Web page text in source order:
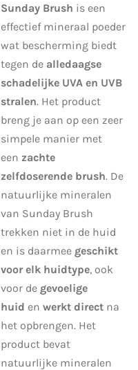
Sunday Brush is een
effectief mineraal poeder
wat bescherming biedt
tegen de alledaagse
schadelijke UVA en UVB
stralen. Het product
breng je aan op een zeer
simpele manier met
een zachte
zelfdoserende brush. De
natuurlijke mineralen
van Sunday Brush
trekken niet in de huid
en is daarmee geschikt
voor elk huidtype, ook
voor de gevoelige
huid en werkt direct na
het opbrengen. Het
product bevat
natuurlijke mineralen